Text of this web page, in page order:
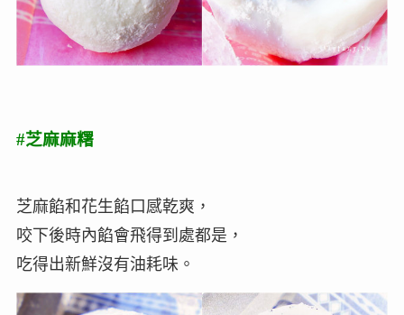
#芝麻麻糬
芝麻餡和花生餡口感乾爽，
咬下後時內餡會飛得到處都是，
吃得出新鮮沒有油耗味。